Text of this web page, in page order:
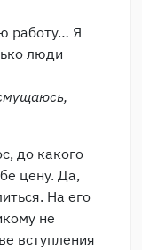
работу… Я
люди
до какого
цену. Да,
На его
не
вступления